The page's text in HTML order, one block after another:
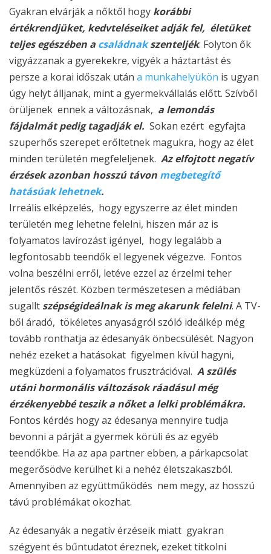
Gyakran elvárják a nőktől hogy korábbi
értékrendjüket, kedvteléseiket adják fel, életüket
teljes egészében a családnakszenteljék. Folyton ők
vigyázzanak a gyerekekre, vigyék a háztartást és
persze a korai időszak után a munkahelyükön is ugyan
úgy helyt álljanak, mint a gyermekvállalás előtt. Szívből
örüljenek ennek a változásnak, a lemondás
fájdalmát pedig tagadják el. Sokan ezért egyfajta
szuperhős szerepet erőltetnek magukra, hogy az élet
minden területén megfeleljenek. Az elfojtott negatív
érzések azonban hosszú távon megbetegítő
hatásúak lehetnek.
Irreális elképzelés, hogy egyszerre az élet minden
területén meg lehetne felelni, hiszen már az is
folyamatos lavírozást igényel, hogy legalább a
legfontosabb teendők el legyenek végezve. Fontos
volna beszélni erről, letéve ezzel az érzelmi teher
jelentős részét. Közben természetesen a médiában
sugallt szépségideálnak is meg akarunk felelni. A TV-
ből áradó, tökéletes anyaságról szóló ideálkép még
tovább ronthatja az édesanyák önbecsülését. Nagyon
nehéz ezeket a hatásokat figyelmen kívül hagyni,
megküzdeni a folyamatos frusztrációval. A szülés
utáni hormonális változások ráadásul még
érzékenyebbé teszik a nőket a lelki problémákra.
Fontos kérdés hogy az édesanya mennyire tudja
bevonni a párját a gyermek körüli és az egyéb
teendőkbe. Ha az apa partner ebben, a párkapcsolat
megerősödve kerülhet ki a nehéz életszakaszból.
Amennyiben az együttműködés nem megy, az hosszú
távú problémákat okozhat.
Az édesanyák a negatív érzéseik miatt gyakran
szégyent és bűntudatot éreznek, ezeket titkolni